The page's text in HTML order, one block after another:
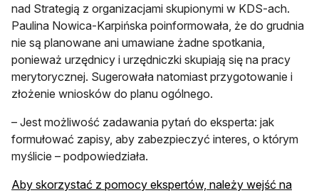
nad Strategią z organizacjami skupionymi w KDS-ach.
Paulina Nowica-Karpińska poinformowała, że do grudnia
nie są planowane ani umawiane żadne spotkania,
ponieważ urzędnicy i urzędniczki skupiają się na pracy
merytorycznej. Sugerowała natomiast przygotowanie i
złożenie wniosków do planu ogólnego.
– Jest możliwość zadawania pytań do eksperta: jak
formułować zapisy, aby zabezpieczyć interes, o którym
myślicie – podpowiedziała.
Aby skorzystać z pomocy ekspertów, należy wejść na